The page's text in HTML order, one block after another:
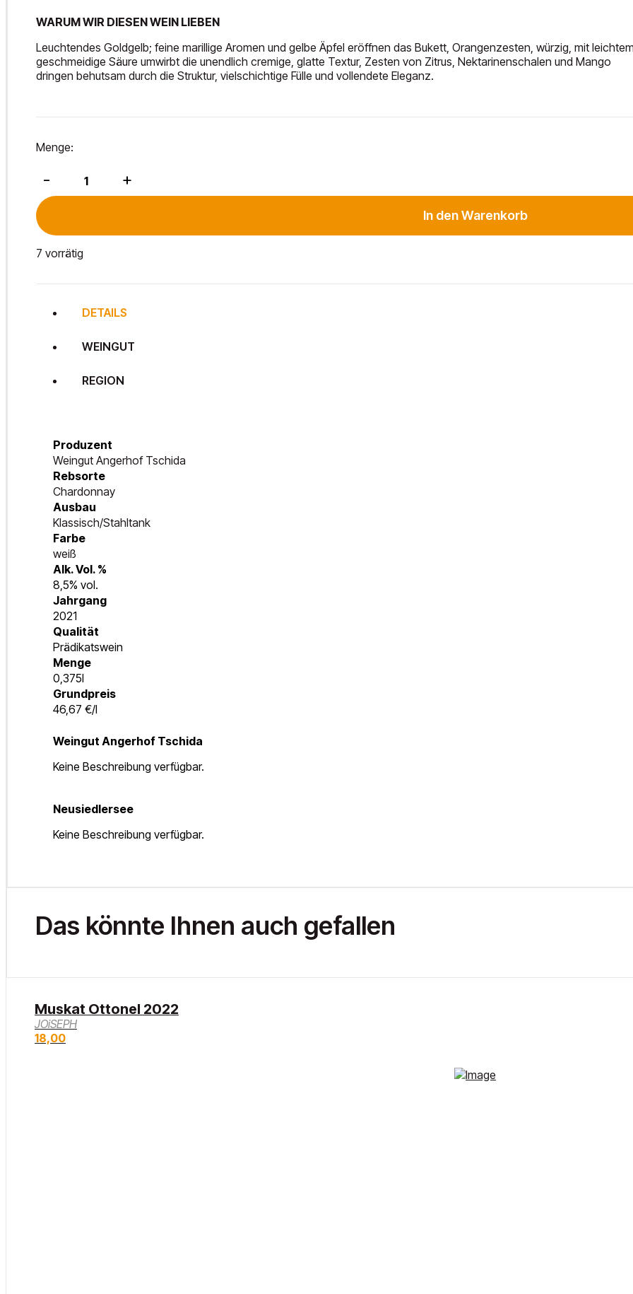
WARUM WIR DIESEN WEIN LIEBEN
Leuchtendes Goldgelb; feine marillige Aromen und gelbe Äpfel eröffnen das Bukett, Orangenzesten, würzig, mit
geschmeidige Säure umwirbt die unendlich cremige, glatte Textur, Zesten von Zitrus, Nektarinenschalen und Mango
dringen behutsam durch die Struktur, vielschichtige Fülle und vollendete Eleganz.
Menge:
-
Beerenauslese
2021
+
In den Warenkorb
7 vorrätig
DETAILS
WEINGUT
REGION
Produzent
Weingut Angerhof Tschida
Rebsorte
Chardonnay
Ausbau
Klassisch/Stahltank
Farbe
weiß
Alk. Vol. %
8,5% vol.
Jahrgang
2021
Qualität
Prädikatswein
Menge
0,375l
Grundpreis
46,67 €/l
Weingut Angerhof Tschida
Keine Beschreibung verfügbar.
Neusiedlersee
Keine Beschreibung verfügbar.
Das könnte Ihnen auch gefallen
Muskat Ottonel 2022
JOiSEPH
18,00